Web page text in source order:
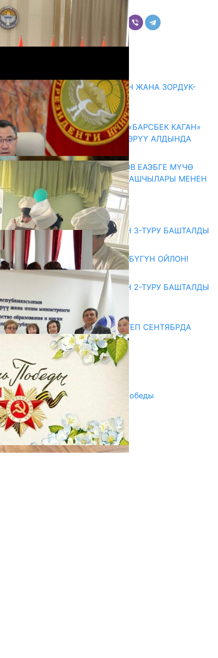
Комментарийлер
ГЕНДЕРДИК БАСМЫРЛООДОН ЖАНА ЗОРДУК-
ЗОМБУЛУКТАН КОРГОО
07.08.2026
КЫРГЫЗ ТАРЫХЫ ТАСМАДА: «БАРСБЕК КАГАН»
КӨРКӨМ ТАСМАСЫ ЖАРЫК КӨРҮҮ АЛДЫНДА
07.08.2026
ПРЕЗИДЕНТ САДЫР ЖАПАРОВ ЕАЭБГЕ МҮЧӨ
МАМЛЕКЕТТЕРДИН ӨКМӨТ БАШЧЫЛАРЫ МЕНЕН
ЖОЛУГУШТУ
07.08.2026
Абитуриент
ЖОЖДОРГО КАБЫЛ АЛУУНУН 3-ТУРУ БАШТАЛДЫ
27.07.2026
ӨЗҮҢДҮН КЕЛЕЧЕГИҢ ҮЧҮН БҮГҮН ОЙЛОН!
20.07.2026
ЖОЖДОРГО КАБЫЛ АЛУУНУН 2-ТУРУ БАШТАЛДЫ
20.07.2026
Медиа
СУЗАКТА 750 ОРУНДУУ МЕКТЕП СЕНТЯБРДА
ПАЙДАЛАНУУГА БЕРИЛЕТ
07.08.2025
Улуу Жеңиштин жандуу сөзү
29.04.2025
Награды в преддверии Дня Победы
29.04.2025